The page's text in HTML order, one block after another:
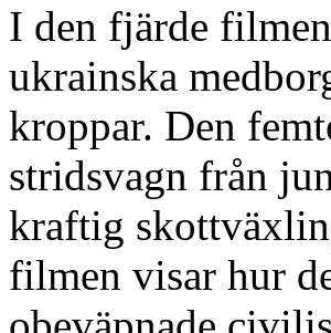
I den fjärde
ukrainska
kroppar. Den
stridsvagn från
kraftig
filmen visar hur